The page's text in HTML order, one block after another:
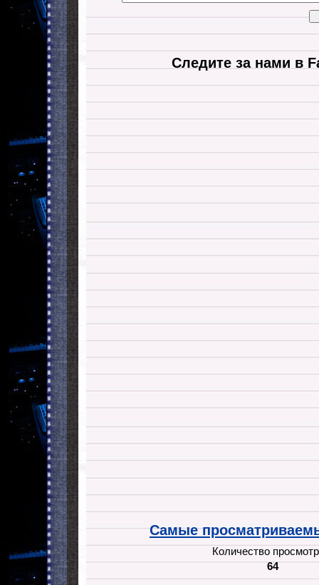
Следите за нами в
Самые
Количество
64